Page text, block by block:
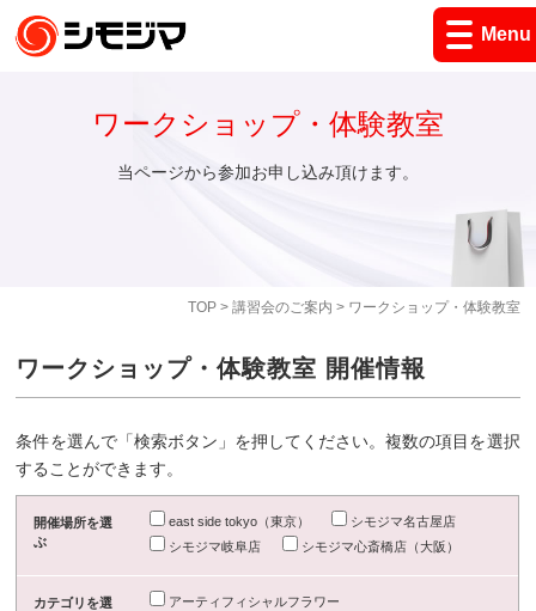
Menu
TOP> 講習会のご案内 > ワークショップ・体験教室
ワークショップ・体験教室
当ページから参加お申し込み頂けます。
ワークショップ・体験教室 開催情報
条件を選んで「検索ボタン」を押してください。複数の項目を選択
することができます。
開催場所を選
ぶ
east side tokyo（東京）
シモジマ名古屋店
シモジマ岐阜店
シモジマ心斎橋店（大阪）
カテゴリを選
アーティフィシャルフラワー